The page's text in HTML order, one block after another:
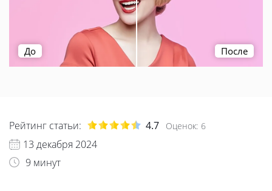
До После
Рейтинг статьи: 4.7 Оценок: 6
13 декабря 2024
9 минут